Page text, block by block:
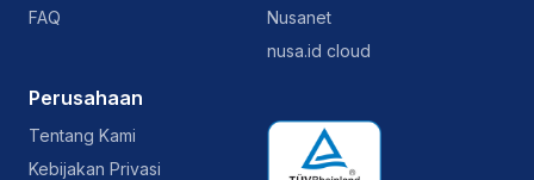
FAQ
Nusanet
nusa.id cloud
Perusahaan
Tentang Kami
Kebijakan Privasi